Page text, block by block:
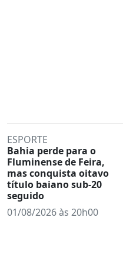
ESPORTE
Bahia perde para o
Fluminense de Feira,
mas conquista oitavo
título baiano sub-20
seguido
01/08/2026 às 20h00